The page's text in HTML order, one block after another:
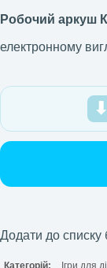
Робочий аркуш
електронному
Додати до списку
Категорій: Ігри для